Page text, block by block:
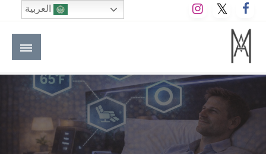
التخطي
إلى
المحتوى
M A hotels | إم ايه هوتيلز
الموقع الأول للعاملين في الفنادق في العالم العربي
العربية